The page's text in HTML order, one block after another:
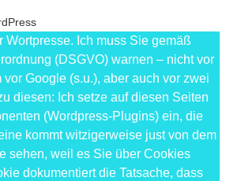
Wortpresse. Ich muss Sie gemäß
(DSGVO) warnen – nicht vor
vor Google (s.u.), aber auch vor zwei
diesen: Ich setze auf diesen Seiten
(Wordpress-Plugins) ein, die
kommt witzigerweise just von dem
sehen, weil es Sie über Cookies
dokumentiert die Tatsache, dass